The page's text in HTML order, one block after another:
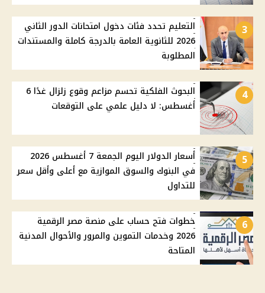
3
التعليم تحدد فئات دخول امتحانات الدور الثاني
2026 للثانوية العامة بالدرجة كاملة والمستندات
المطلوبة
4
البحوث الفلكية تحسم مزاعم وقوع زلزال غدًا 6
أغسطس: لا دليل علمي على التوقعات
5
أسعار الدولار اليوم الجمعة 7 أغسطس 2026
في البنوك والسوق الموازية مع أعلى وأقل سعر
للتداول
6
خطوات فتح حساب على منصة مصر الرقمية
2026 وخدمات التموين والمرور والأحوال المدنية
المتاحة